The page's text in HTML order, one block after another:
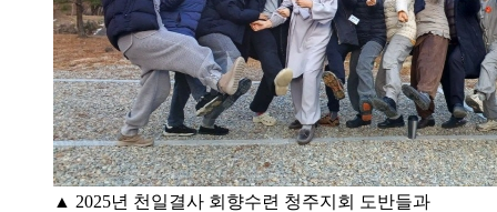
▲ 2025년 천일결사 회향수련 청주지회 도반들과